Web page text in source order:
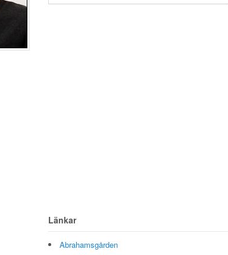
Länkar
Abrahamsgården